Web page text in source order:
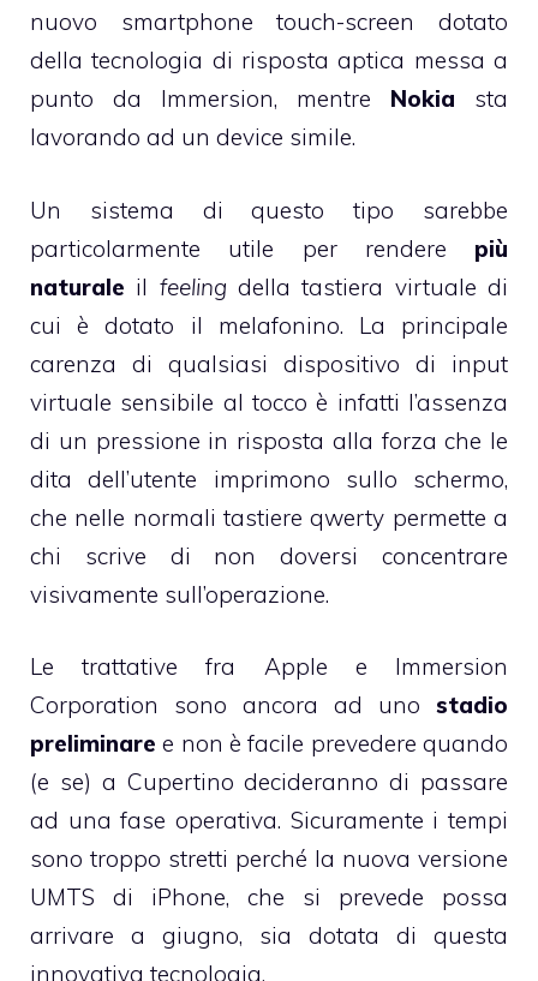
nuovo smartphone touch-screen dotato
della tecnologia di risposta aptica messa a
punto da Immersion, mentre Nokia sta
lavorando ad un device simile.
Un sistema di questo tipo sarebbe
particolarmente utile per rendere più
naturale il feeling della tastiera virtuale di
cui è dotato il melafonino. La principale
carenza di qualsiasi dispositivo di input
virtuale sensibile al tocco è infatti l’assenza
di un pressione in risposta alla forza che le
dita dell’utente imprimono sullo schermo,
che nelle normali tastiere qwerty permette a
chi scrive di non doversi concentrare
visivamente sull’operazione.
Le trattative fra Apple e Immersion
Corporation sono ancora ad uno stadio
preliminare e non è facile prevedere quando
(e se) a Cupertino decideranno di passare
ad una fase operativa. Sicuramente i tempi
sono troppo stretti perché la nuova versione
UMTS di iPhone, che si prevede possa
arrivare a giugno, sia dotata di questa
innovativa tecnologia.